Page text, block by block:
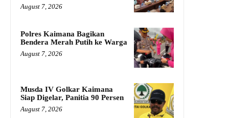
August 7, 2026
Polres Kaimana Bagikan
Bendera Merah Putih ke Warga
August 7, 2026
Musda IV Golkar Kaimana
Siap Digelar, Panitia 90 Persen
August 7, 2026